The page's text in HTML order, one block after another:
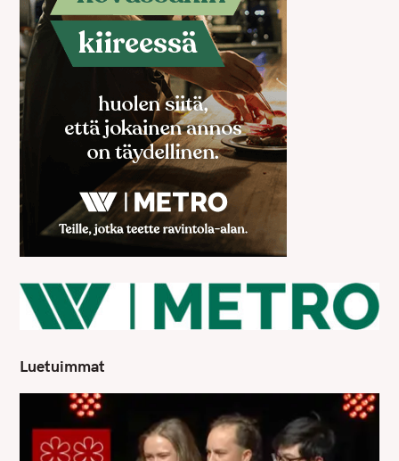
Luetuimmat